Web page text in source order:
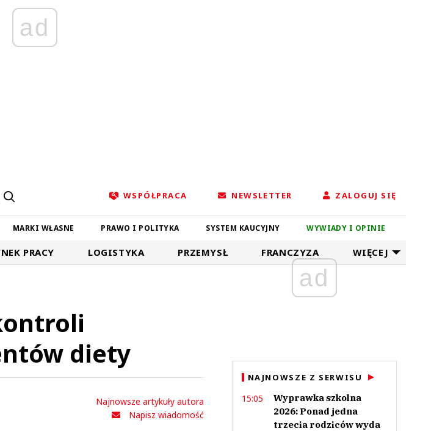
ad
WSPÓŁPRACA NEWSLETTER ZALOGUJ SIĘ
MARKI WŁASNE PRAWO I POLITYKA SYSTEM KAUCYJNY WYWIADY I OPINIE
PRACY LOGISTYKA PRZEMYSŁ FRANCZYZA WIĘCEJ
diety
Najnowsze artykuły autora
Napisz wiadomość
ad
NAJNOWSZE Z SERWISU
15:05
Wyprawka szkolna
2026: Ponad jedna
trzecia rodziców wyda